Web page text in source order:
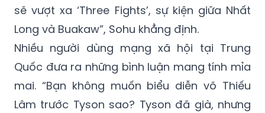
sẽ vượt xa ‘Three Fights’, sự kiện giữa Nhất
Long và Buakaw”, Sohu khẳng định.
Nhiều người dùng mạng xã hội tại Trung
Quốc đưa ra những bình luận mang tính mỉa
mai. “Bạn không muốn biểu diễn võ Thiếu
Lâm trước Tyson sao? Tyson đã già, nhưng